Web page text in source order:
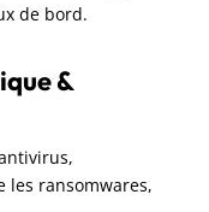
de bord.
&
les ransomwares,